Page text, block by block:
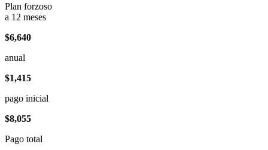
Plan forzoso
a 12 meses
$6,640
anual
$1,415
pago inicial
$8,055
Pago total